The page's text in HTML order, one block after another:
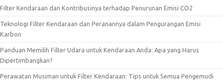
Filter Kendaraan dan Kontribusinya terhadap Penurunan Emisi CO2
Teknologi Filter Kendaraan dan Peranannya dalam Pengurangan Emisi
Karbon
Panduan Memilih Filter Udara untuk Kendaraan Anda: Apa yang Harus
Dipertimbangkan?
Perawatan Musiman untuk Filter Kendaraan: Tips untuk Semua Pengemudi